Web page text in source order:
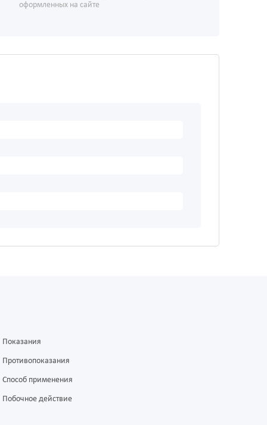
оформленных на сайте
Показания
Противопоказания
Способ применения
Побочное действие